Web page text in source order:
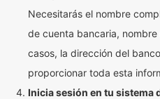
Necesitarás el nombre
de cuenta bancaria,
casos, la dirección del
proporcionar toda esta
Inicia sesión en tu sistema